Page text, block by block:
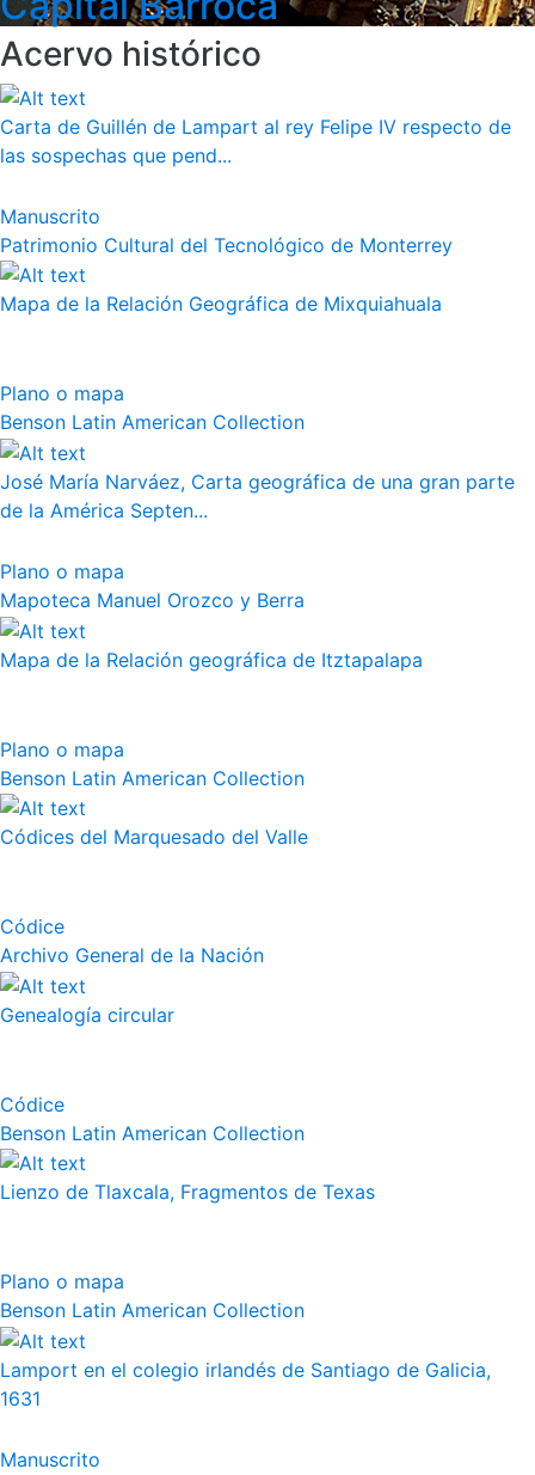
Acervo histórico
Carta de Guillén de Lampart al rey Felipe IV respecto de
las sospechas que pend...
Manuscrito
Patrimonio Cultural del Tecnológico de Monterrey
Mapa de la Relación Geográfica de Mixquiahuala
Plano o mapa
Benson Latin American Collection
José María Narváez, Carta geográfica de una gran parte
de la América Septen...
Plano o mapa
Mapoteca Manuel Orozco y Berra
Mapa de la Relación geográfica de Itztapalapa
Plano o mapa
Benson Latin American Collection
Códices del Marquesado del Valle
Códice
Archivo General de la Nación
Genealogía circular
Códice
Benson Latin American Collection
Lienzo de Tlaxcala, Fragmentos de Texas
Plano o mapa
Benson Latin American Collection
Lamport en el colegio irlandés de Santiago de Galicia,
1631
Manuscrito